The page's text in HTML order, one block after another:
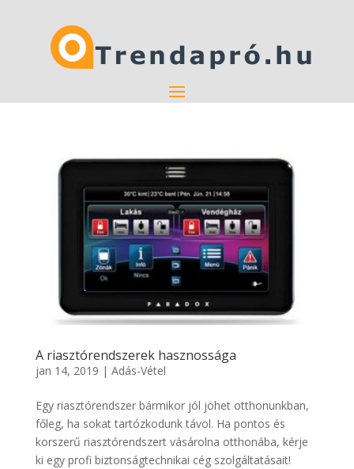
A riasztórendszerek hasznossága
jan 14, 2019 | Adás-Vétel
Egy riasztórendszer bármikor jól jöhet otthonunkban,
főleg, ha sokat tartózkodunk távol. Ha pontos és
korszerű riasztórendszert vásárolna otthonába, kérje
ki egy profi biztonságtechnikai cég szolgáltatásait!